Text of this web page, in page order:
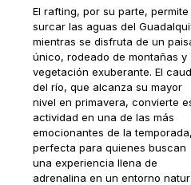
El rafting, por su parte, permite
surcar las aguas del
mientras se disfruta de un
único, rodeado de montañas y
vegetación exuberante. El
del río, que alcanza su mayor
nivel en primavera, convierte
actividad en una de las más
emocionantes de la temporada,
perfecta para quienes buscan
una experiencia llena de
adrenalina en un entorno